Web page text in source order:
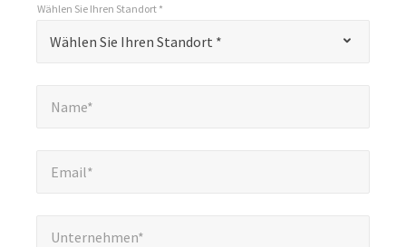
"
kennzeichnet
Wählen Sie Ihren Standort *
Wählen Sie Ihren Standort *
Name*
Email*
Unternehmen*